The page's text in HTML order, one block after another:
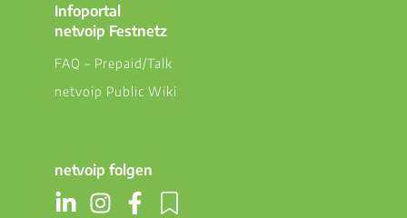
Infoportal
netvoip Festnetz
FAQ – Prepaid/Talk
netvoip Public Wiki
netvoip folgen